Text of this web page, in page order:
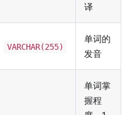
译
VARCHAR(255)
单词的
发音
单词掌
握程